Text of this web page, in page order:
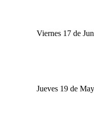
Viernes 17 de
Jueves 19 de